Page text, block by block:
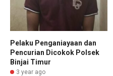
Pelaku Penganiayaan dan
Pencurian Dicokok Polsek
Binjai Timur
3 year ago